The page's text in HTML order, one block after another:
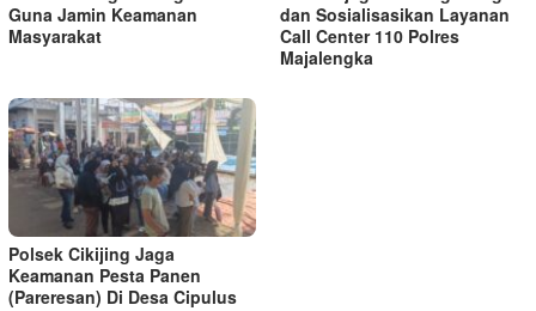
Guna Jamin Keamanan
Masyarakat
dan Sosialisasikan Layanan
Call Center 110 Polres
Majalengka
Polsek Cikijing Jaga
Keamanan Pesta Panen
(Pareresan) Di Desa Cipulus